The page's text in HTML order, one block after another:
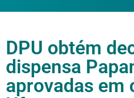
DPU obtém
dispensa
aprovadas em